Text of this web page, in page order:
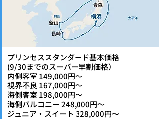
プリンセススタンダード基本価格
​(9/30までのスーパー早割価格）
内側客室 149,000円～
視界不良 167,000円～
海側客室 198,000円～
海側バルコニー 248,000円～
ジュニア・スイート 328,000円～